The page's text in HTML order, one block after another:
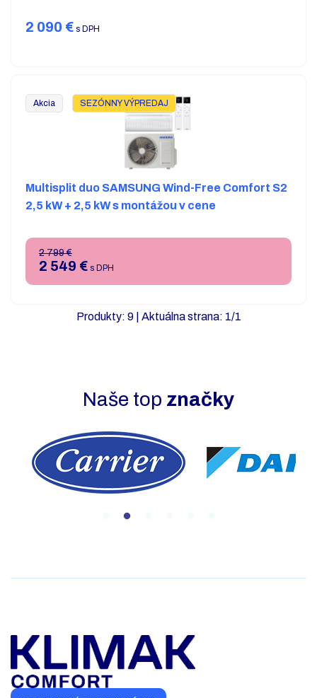
2 090 € s DPH
Akcia SEZÓNNY VÝPREDAJ
Multisplit duo SAMSUNG Wind-Free Comfort S2
2,5 kW + 2,5 kW s montážou v cene
2 799 €
2 549 € s DPH
Produkty: 9| Aktuálna strana: 1/1
Naše top značky